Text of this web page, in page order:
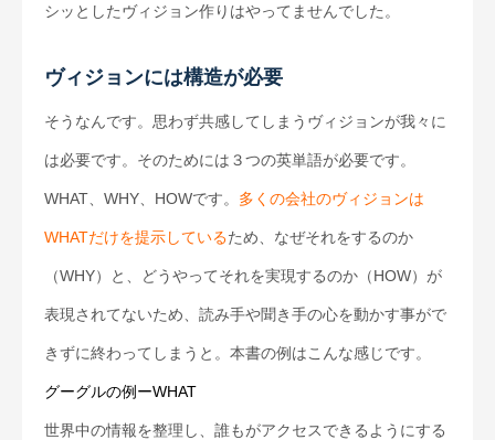
シッとしたヴィジョン作りはやってませんでした。
ヴィジョンには構造が必要
そうなんです。思わず共感してしまうヴィジョンが我々に
は必要です。そのためには３つの英単語が必要です。
WHAT、WHY、HOWです。 多くの会社のヴィジョンは
WHATだけを提示しているため、なぜそれをするのか
（WHY）と、どうやってそれを実現するのか（HOW）が
表現されてないため、読み手や聞き手の心を動かす事がで
きずに終わってしまうと。本書の例はこんな感じです。
グーグルの例ーWHAT
世界中の情報を整理し、誰もがアクセスできるようにする